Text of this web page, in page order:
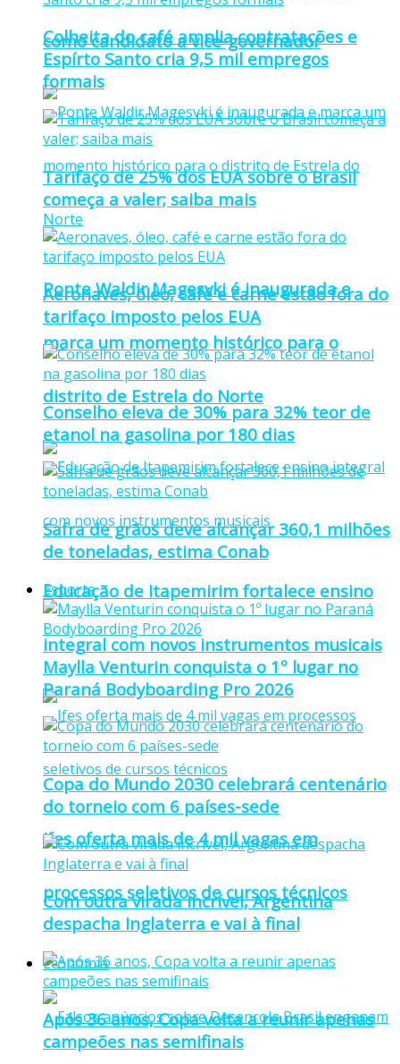
como candidato a vice-governador
Ponte Waldir Magesvki é inaugurada e
marca um momento histórico para o
distrito de Estrela do Norte
Educação de Itapemirim fortalece ensino
integral com novos instrumentos musicais
Ifes oferta mais de 4 mil vagas em
processos seletivos de cursos técnicos
Economia
Colheita do café amplia contratações e
Espírto Santo cria 9,5 mil empregos
formais
Tarifaço de 25% dos EUA sobre o Brasil
começa a valer; saiba mais
Aeronaves, óleo, café e carne estão fora do
tarifaço imposto pelos EUA
Conselho eleva de 30% para 32% teor de
etanol na gasolina por 180 dias
Safra de grãos deve alcançar 360,1 milhões
de toneladas, estima Conab
Esporte
Maylla Venturin conquista o 1º lugar no
Paraná Bodyboarding Pro 2026
Copa do Mundo 2030 celebrará centenário
do torneio com 6 países-sede
Com outra virada incrível, Argentina
despacha Inglaterra e vai à final
Após 36 anos, Copa volta a reunir apenas
campeões nas semifinais